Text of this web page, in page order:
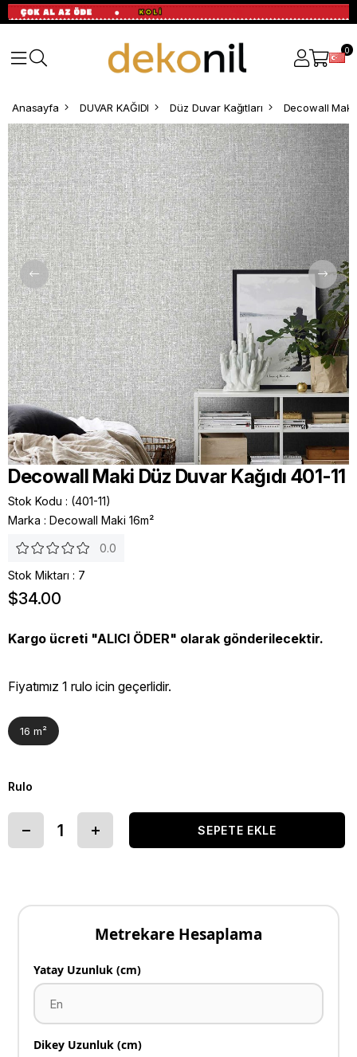
0
Anasayfa DUVAR KAĞIDI Düz Duvar Kağıtları Decowall Maki
Decowall Maki Düz Duvar Kağıdı 401-11
Stok Kodu
(401-11)
Marka : Decowall Maki 16m²
0.0
Stok Miktarı : 7
$34.00
Kargo ücreti "ALICI ÖDER" olarak gönderilecektir.
Fiyatımız 1 rulo icin geçerlidir.
16 m²
Rulo
Metrekare Hesaplama
Yatay Uzunluk (cm)
Dikey Uzunluk (cm)